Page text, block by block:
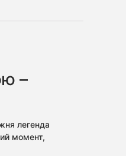
–
легенда
момент,